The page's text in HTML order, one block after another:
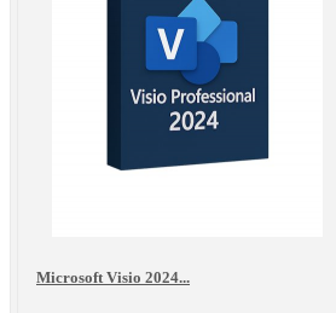
Microsoft Visio 2024...